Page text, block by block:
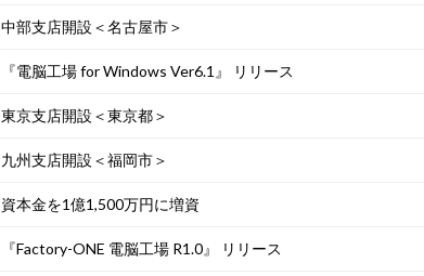
中部支店開設＜名古屋市＞
『電脳工場 for Windows Ver6.1』 リリース
東京支店開設＜東京都＞
九州支店開設＜福岡市＞
資本金を1億1,500万円に増資
『Factory-ONE 電脳工場 R1.0』 リリース